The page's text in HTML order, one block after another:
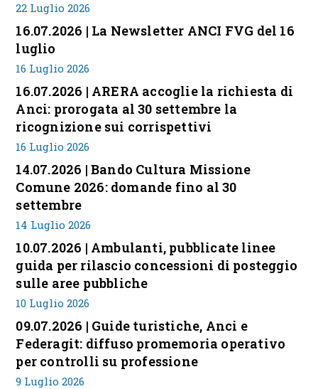
22 Luglio 2026
16.07.2026 | La Newsletter ANCI FVG del 16
luglio
16 Luglio 2026
16.07.2026 | ARERA accoglie la richiesta di
Anci: prorogata al 30 settembre la
ricognizione sui corrispettivi
16 Luglio 2026
14.07.2026 | Bando Cultura Missione
Comune 2026: domande fino al 30
settembre
14 Luglio 2026
10.07.2026 | Ambulanti, pubblicate linee
guida per rilascio concessioni di posteggio
sulle aree pubbliche
10 Luglio 2026
09.07.2026 | Guide turistiche, Anci e
Federagit: diffuso promemoria operativo
per controlli su professione
9 Luglio 2026